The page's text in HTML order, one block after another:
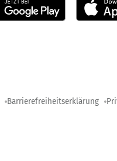
Barrierefreiheitserklärung